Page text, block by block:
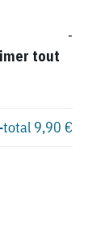
tout
-
total 9,90 €